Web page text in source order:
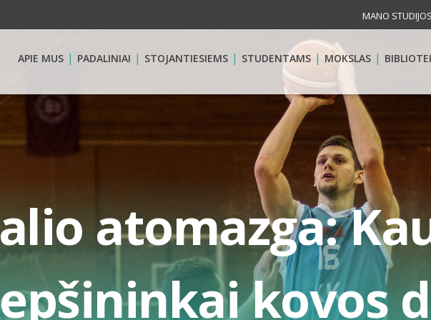
MANO STUDIJOS
APIE MUS PADALINIAI STOJANTIESIEMS STUDENTAMS MOKSLAS
atomazga:
kovos